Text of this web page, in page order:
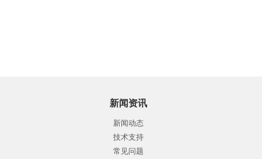
新闻资讯
新闻动态
技术支持
常见问题